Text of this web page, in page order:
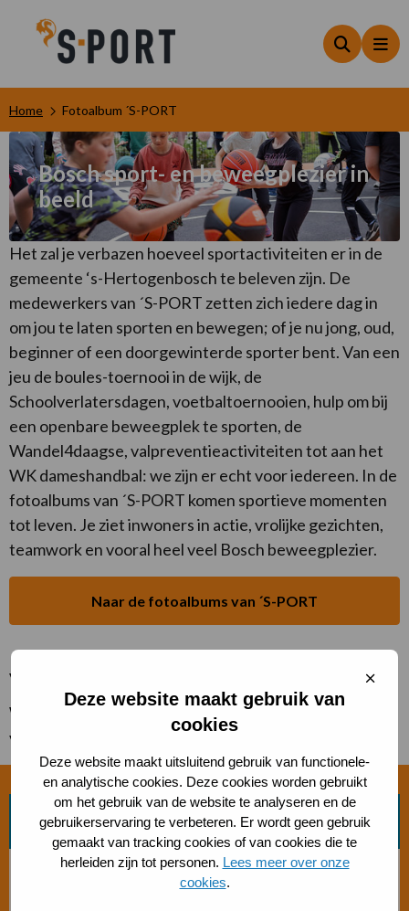
Deze website maakt gebruik van
cookies
Deze website maakt uitsluitend gebruik van functionele-
en analytische cookies. Deze cookies worden gebruikt
om het gebruik van de website te analyseren en de
gebruikerservaring te verbeteren. Er wordt geen gebruik
gemaakt van tracking cookies of van cookies die te
herleiden zijn tot personen. Lees meer over onze
cookies.
Sluit
Zoeken
Home Fotoalbum ´S-PORT
Bosch sport- en beweegplezier in
beeld
Het zal je verbazen hoeveel sportactiviteiten er in de
gemeente ‘s-Hertogenbosch te beleven zijn. De
medewerkers van ´S-PORT zetten zich iedere dag in
om jou te laten sporten en bewegen; of je nu jong, oud,
beginner of een doorgewinterde sporter bent. Van een
jeu de boules-toernooi in de wijk, de
Schoolverlatersdagen, voetbaltoernooien, hulp om bij
een openbare beweegplek te sporten, de
Wandel4daagse, valpreventieactiviteiten tot aan het
WK dameshandbal: we zijn er echt voor iedereen. In de
fotoalbums van ´S-PORT komen sportieve momenten
tot leven. Je ziet inwoners in actie, vrolijke gezichten,
teamwork en vooral heel veel Bosch beweegplezier.
Naar de fotoalbums van ´S-PORT
Vergeet ons niet te taggen!
Wil je de foto’s downloaden en online gebruiken? Dan
vinden we het heel leuk als je ons tagt.
Zoek beweegvorm
Bosch beweegaanbod